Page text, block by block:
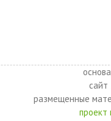
размещенные
проект